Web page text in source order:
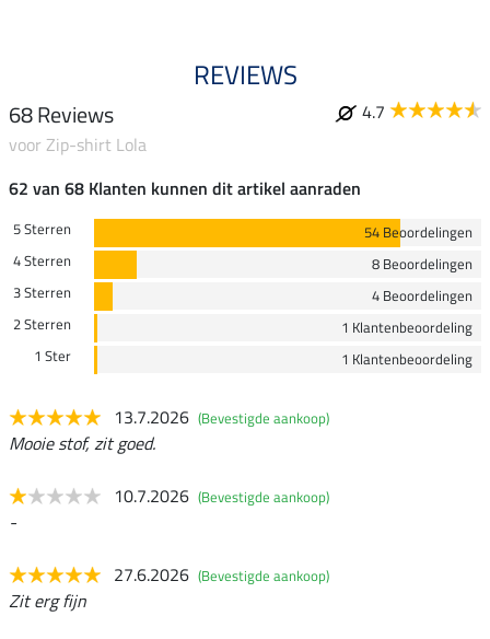
REVIEWS
68 Reviews
4.7
voor Zip-shirt Lola
62 van 68 Klanten kunnen dit artikel aanraden
5 Sterren
54 Beoordelingen
4 Sterren
8 Beoordelingen
3 Sterren
4 Beoordelingen
2 Sterren
1 Klantenbeoordeling
1 Ster
1 Klantenbeoordeling
13.7.2026 (Bevestigde aankoop)
Mooie stof, zit goed.
10.7.2026 (Bevestigde aankoop)
-
27.6.2026 (Bevestigde aankoop)
Zit erg fijn